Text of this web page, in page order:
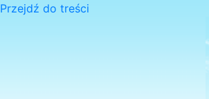
Przejdź do treści